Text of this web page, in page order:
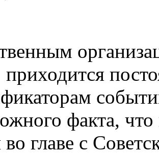
приходится
факта,
во главе с